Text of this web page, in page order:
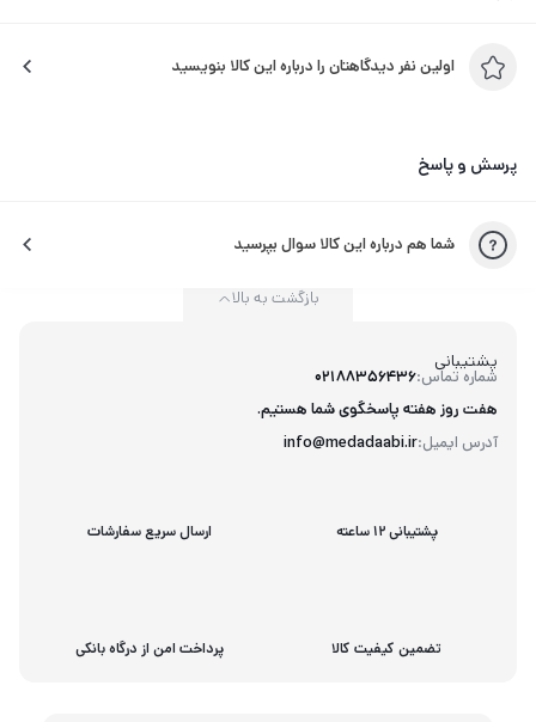
اولین نفر دیدگاهتان را درباره این کالا بنویسید
پرسش و پاسخ
شما هم درباره این کالا سوال بپرسید
پشتیبانی
شماره تماس:02188356436
آدرس ایمیل:info@medadaabi.ir
هفت روز هفته پاسخگوی شما هستیم.
بازگشت به بالا
پشتیبانی 12 ساعته ارسال سریع سفارشات
تضمین کیفیت کالا پرداخت امن از درگاه بانکی